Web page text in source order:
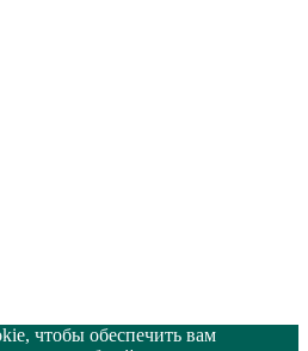
чтобы обеспечить вам